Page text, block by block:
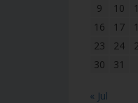
9
10
16
17
23
24
30
31
« Jul